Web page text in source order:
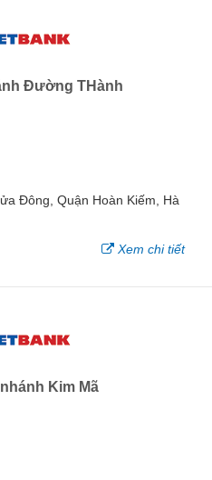
Đường THành
Đông, Quận Hoàn Kiếm, Hà
Xem chi tiết
Kim Mã